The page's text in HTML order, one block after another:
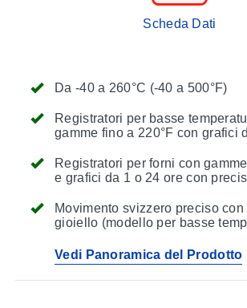
Da -40 a 260°C (-40 a 500°F)
Registratori per basse
gamme fino a 220°F con grafici
Registratori per forni con
e grafici da 1 o 24 ore con
Movimento svizzero preciso
gioiello (modello per basse
Vedi Panoramica del Prodotto
Scheda Dati